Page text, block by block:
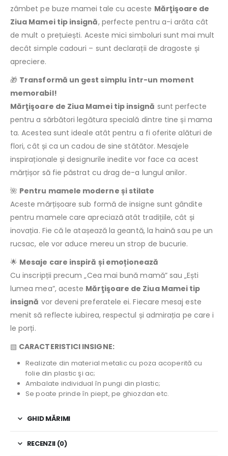
zâmbet pe buze mamei tale cu aceste Mărţişoare de
Ziua Mamei tip insignă, perfecte pentru a-i arăta cât
de mult o prețuiești. Aceste mici simboluri sunt mai mult
decât simple cadouri – sunt declarații de dragoste și
apreciere.
🎁 Transformă un gest simplu într-un moment
memorabil!
Mărţişoare de Ziua Mamei tip insignă sunt perfecte
pentru a sărbători legătura specială dintre tine și mama
ta. Acestea sunt ideale atât pentru a fi oferite alături de
flori, cât și ca un cadou de sine stătător. Mesajele
inspiraționale și designurile inedite vor face ca acest
mărțișor să fie păstrat cu drag de-a lungul anilor.
🌺 Pentru mamele moderne și stilate
Aceste mărțișoare sub formă de insigne sunt gândite
pentru mamele care apreciază atât tradițiile, cât și
inovația. Fie că le atașează la geantă, la haină sau pe un
rucsac, ele vor aduce mereu un strop de bucurie.
🌟 Mesaje care inspiră și emoționează
Cu inscripții precum „Cea mai bună mamă” sau „Ești
lumea mea”, aceste Mărţişoare de Ziua Mamei tip
insignă vor deveni preferatele ei. Fiecare mesaj este
menit să reflecte iubirea, respectul și admirația pe care i
le porți.
▧ CARACTERISTICI INSIGNE:
Realizate din material metalic cu poza acoperită cu
folie din plastic şi ac;
Ambalate individual în pungi din plastic;
Se poate prinde în piept, pe ghiozdan etc.
GHID MĂRIMI
RECENZII (0)